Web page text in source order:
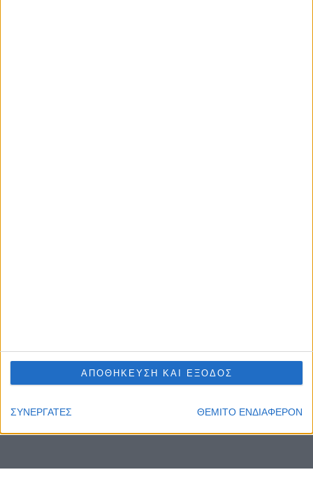
ΑΠΟΘΗΚΕΥΣΗ ΚΑΙ ΕΞΟΔΟΣ
ΣΥΝΕΡΓΑΤΕΣ ΘΕΜΙΤΟ ΕΝΔΙΑΦΕΡΟΝ